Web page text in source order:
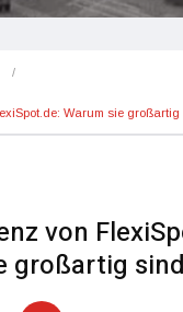
Warum sie großartig
von
großartig sind